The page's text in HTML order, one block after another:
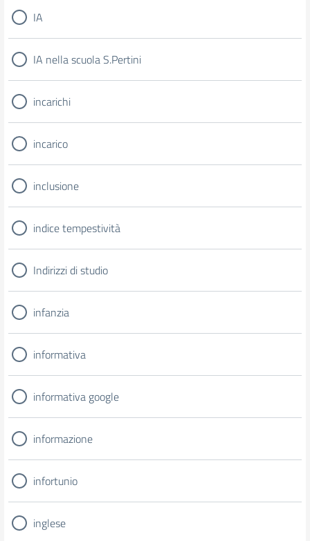
IA
IA nella scuola S.Pertini
incarichi
incarico
inclusione
indice tempestività
Indirizzi di studio
infanzia
informativa
informativa google
informazione
infortunio
inglese